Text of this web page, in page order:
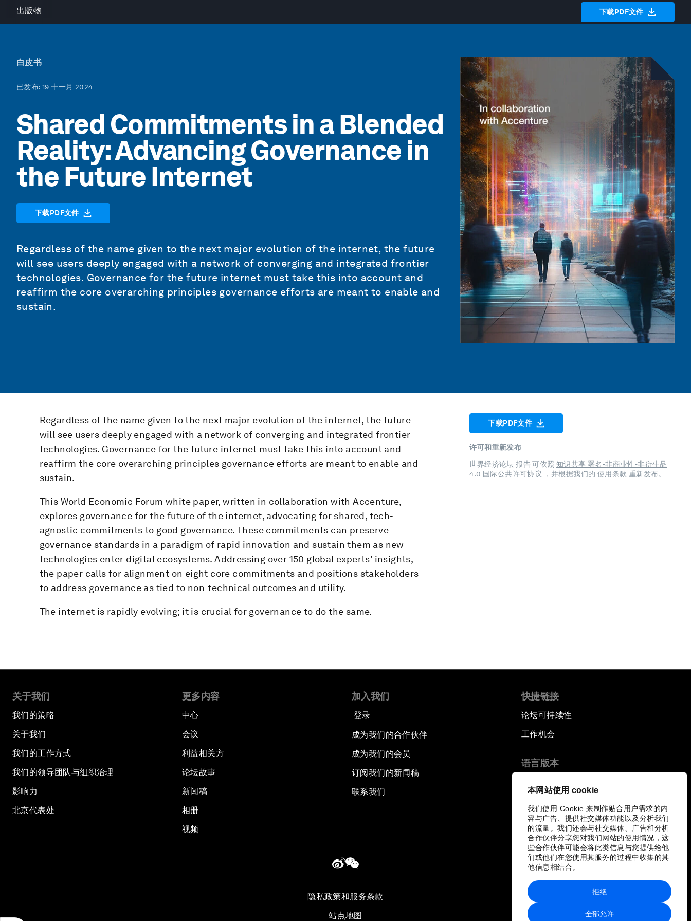
本网站使用 cookie
我们使用 Cookie 来制作贴合用户需求的内
容与广告、提供社交媒体功能以及分析我们
的流量。我们还会与社交媒体、广告和分析
合作伙伴分享您对我们网站的使用情况，这
些合作伙伴可能会将此类信息与您提供给他
们或他们在您使用其服务的过程中收集的其
他信息相结合。
全部允许
拒绝
出版物 下载PDF文件
白皮书
已发布: 19 十一月 2024
Shared Commitments in a Blended
Reality: Advancing Governance in
the Future Internet
下载PDF文件
Regardless of the name given to the next major evolution of the internet, the future
will see users deeply engaged with a network of converging and integrated frontier
technologies. Governance for the future internet must take this into account and
reaffirm the core overarching principles governance efforts are meant to enable and
sustain.
Regardless of the name given to the next major evolution of the internet, the future
will see users deeply engaged with a network of converging and integrated frontier
technologies. Governance for the future internet must take this into account and
reaffirm the core overarching principles governance efforts are meant to enable and
sustain.
This World Economic Forum white paper, written in collaboration with Accenture,
explores governance for the future of the internet, advocating for shared, tech-
agnostic commitments to good governance. These commitments can preserve
governance standards in a paradigm of rapid innovation and sustain them as new
technologies enter digital ecosystems. Addressing over 150 global experts' insights,
the paper calls for alignment on eight core commitments and positions stakeholders
to address governance as tied to non-technical outcomes and utility.
The internet is rapidly evolving; it is crucial for governance to do the same.
下载PDF文件
许可和重新发布
世界经济论坛 报告 可依照 知识共享 署名-非商业性-非衍生品
4.0 国际公共许可协议
，并根据我们的 使用条款 重新发布。
关于我们
我们的策略
关于我们
我们的工作方式
我们的领导团队与组织治理
影响力
北京代表处
更多内容
中心
会议
利益相关方
论坛故事
新闻稿
相册
视频
加入我们
登录
成为我们的合作伙伴
成为我们的会员
订阅我们的新闻稿
联系我们
快捷链接
论坛可持续性
工作机会
语言版本
隐私政策和服务条款
站点地图